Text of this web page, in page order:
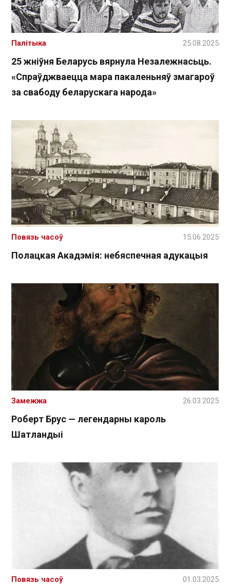
25 жніўня Беларусь вярнула Незалежнасьць.
«Спраўджваецца мара пакаленьняў змагароў
за свабоду беларускага народа»
Палітыка 25.08.2025
Полацкая Акадэмія: небяспечная адукацыя
Повязь часоў 15.06.2025
Роберт Брус — легендарны кароль
Шатландыі
Замежжа 26.03.2025
Повязь часоў 01.03.2025